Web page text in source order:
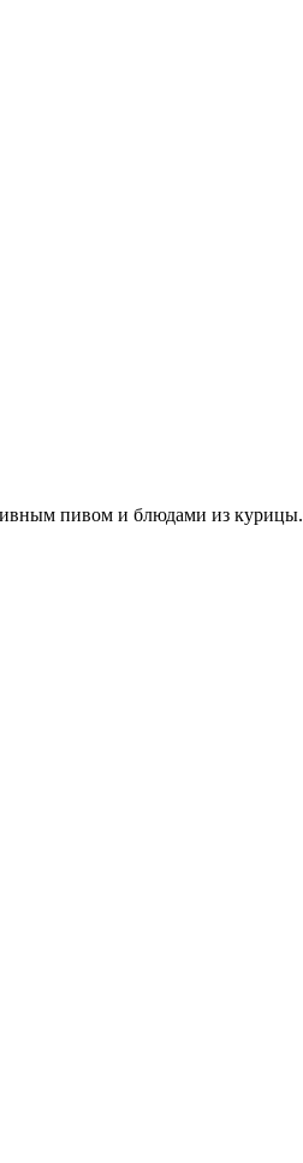
пивом и блюдами из курицы.